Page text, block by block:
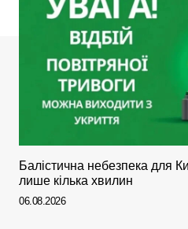
Балістична небезпека для
лише кілька хвилин
06.08.2026